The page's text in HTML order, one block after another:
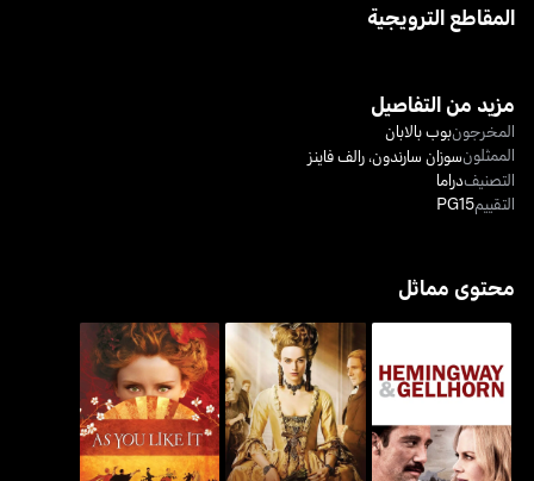
المقاطع الترويجية
مزيد من التفاصيل
المخرجونبوب بالابان
الممثلونسوزان سارندون،رالف فاينز
التصنيفدراما
التقييمPG15
محتوى مماثل
هامينغواي أند غيلهورن ذا داتشيس آز يو لايك إت